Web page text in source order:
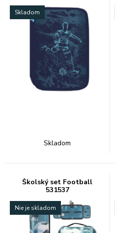
Skladom
Skladom
Školský set Football
531537
Nie je skladom